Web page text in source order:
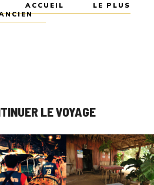
ACCUEIL
LE PLUS
LE VOYAGE